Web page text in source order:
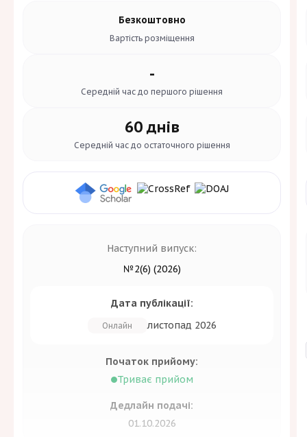
Безкоштовно
Вартість розміщення
-
Середній час до першого рішення
60 днів
Середній час до остаточного рішення
Наступний випуск:
№2(6) (2026)
Дата публікації:
Онлайн листопад 2026
Початок прийому:
Триває прийом
Дедлайн подачі:
01.10.2026